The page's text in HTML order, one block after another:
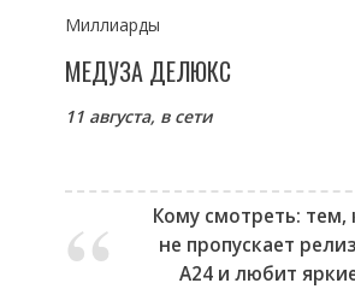
Миллиарды
МЕДУЗА ДЕЛЮКС
11 августа, в сети
Кому смотреть: тем,
не пропускает
А24 и любит